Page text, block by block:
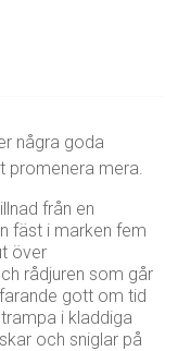
några goda
promenera mera.
från en
fäst i marken fem
över
rådjuren som går
gott om tid
i kladdiga
och sniglar på